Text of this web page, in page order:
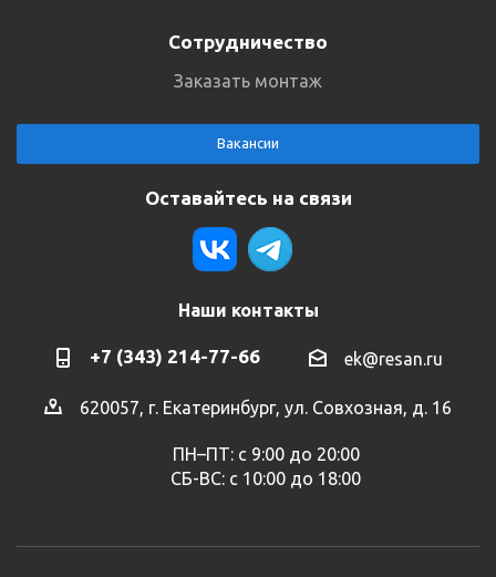
Сотрудничество
Заказать монтаж
Вакансии
Оставайтесь на связи
Наши контакты
+7 (343) 214-77-66 ek@resan.ru
620057, г. Екатеринбург, ул. Совхозная, д. 16
ПН–ПТ: с 9:00 до 20:00
СБ-ВС: с 10:00 до 18:00